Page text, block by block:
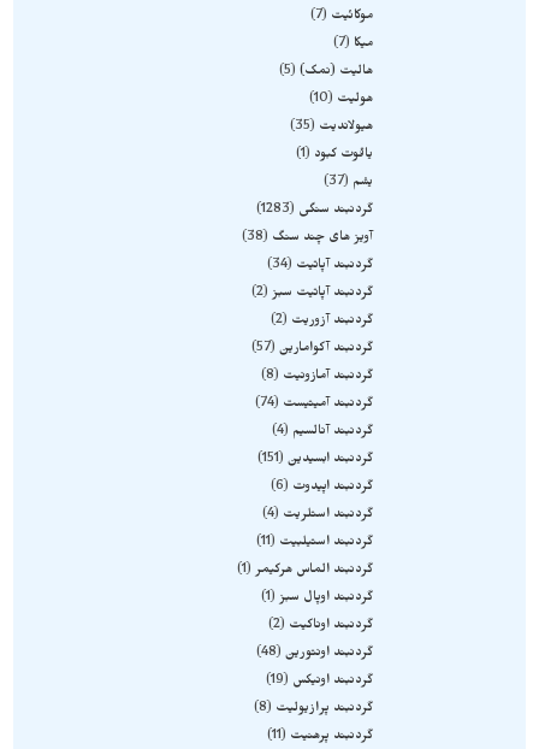
موکائیت
7
میکا
7
هالیت (نمک) 5
هولیت
10
هیولاندیت
35
یاقوت کبود
1
یشم
37
گردنبند سنگی
1283
آویز های چند سنگ
38
گردنبند آپاتیت
34
گردنبند آپاتیت سبز 2
گردنبند آزوریت
2
گردنبند آکوامارین 57
گردنبند آمازونیت
8
گردنبند آمیتیست
74
گردنبند آنالسیم
4
گردنبند ابسیدین 151
گردنبند اپیدوت
6
گردنبند استلریت
4
گردنبند استیلبیت
11
گردنبند الماس هرکیمر 1
گردنبند اوپال سبز 1
گردنبند اوناکیت
2
گردنبند اونتورین 48
گردنبند اونیکس
19
گردنبند پرازیولیت
8
گردنبند پرهنیت
11